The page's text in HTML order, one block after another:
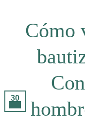
Cómo
30